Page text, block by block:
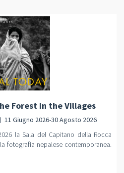
Forest in the Villages
11 Giugno 2026-30 Agosto 2026
la Sala del Capitano della Rocca
fotografia nepalese contemporanea.